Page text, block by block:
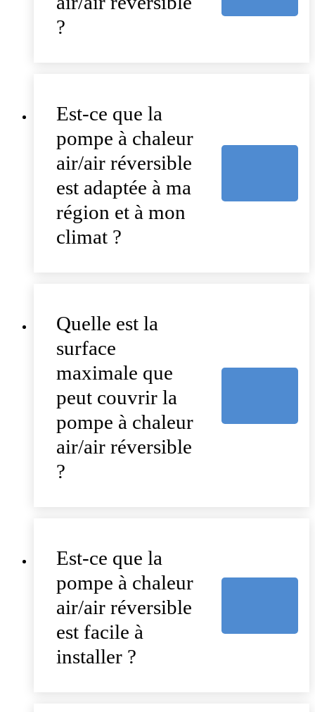
?
Est-ce que la
pompe à chaleur
air/air réversible
est adaptée à ma
région et à mon
climat ?
Quelle est la
surface
maximale que
peut couvrir la
pompe à chaleur
air/air réversible
?
Est-ce que la
pompe à chaleur
air/air réversible
est facile à
installer ?